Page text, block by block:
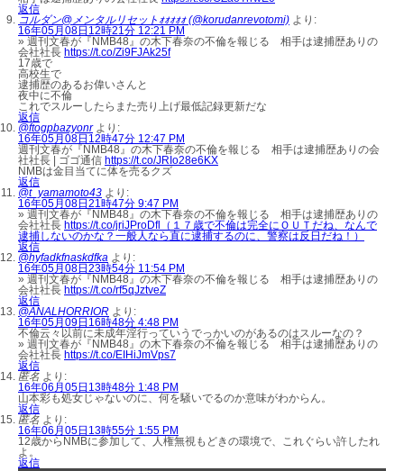
返信
コルダン@メンタルリセットｫｫｫｫｫ (@korudanrevotomi) より:
16年05月08日12時21分 12:21 PM
» 週刊文春が『NMB48』の木下春奈の不倫を報じる 相手は逮捕歴ありの
会社社長 https://t.co/Zi9FJAk25f
17歳で
高校生で
逮捕歴のあるお偉いさんと
夜中に不倫
これでスルーしたらまた売り上げ最低記録更新だな
返信
@ftogpbazyonr より:
16年05月08日12時47分 12:47 PM
週刊文春が『NMB48』の木下春奈の不倫を報じる 相手は逮捕歴ありの会
社社長 | ゴゴ通信 https://t.co/JRIo28e6KX
NMBは金目当てに体を売るクズ
返信
@t_yamamoto43 より:
16年05月08日21時47分 9:47 PM
» 週刊文春が『NMB48』の木下春奈の不倫を報じる 相手は逮捕歴ありの
会社社長 https://t.co/jriJProDfl（１７歳で不倫は完全にＯＵＴだね、なんで
逮捕しないのかな？一般人なら直に逮捕するのに、警察は反日だね！）
返信
@hyfadkfnaskdfka より:
16年05月08日23時54分 11:54 PM
» 週刊文春が『NMB48』の木下春奈の不倫を報じる 相手は逮捕歴ありの
会社社長 https://t.co/rf5qJztveZ
返信
@ANALHORRIOR より:
16年05月09日16時48分 4:48 PM
不倫云々以前に未成年淫行っていうでっかいのがあるのはスルーなの？
» 週刊文春が『NMB48』の木下春奈の不倫を報じる 相手は逮捕歴ありの
会社社長 https://t.co/EIHiJmVps7
返信
匿名 より:
16年06月05日13時48分 1:48 PM
山本彩も処女じゃないのに、何を騒いでるのか意味がわからん。
返信
匿名 より:
16年06月05日13時55分 1:55 PM
12歳からNMBに参加して、人権無視もどきの環境で、これぐらい許したれ
よ。
返信